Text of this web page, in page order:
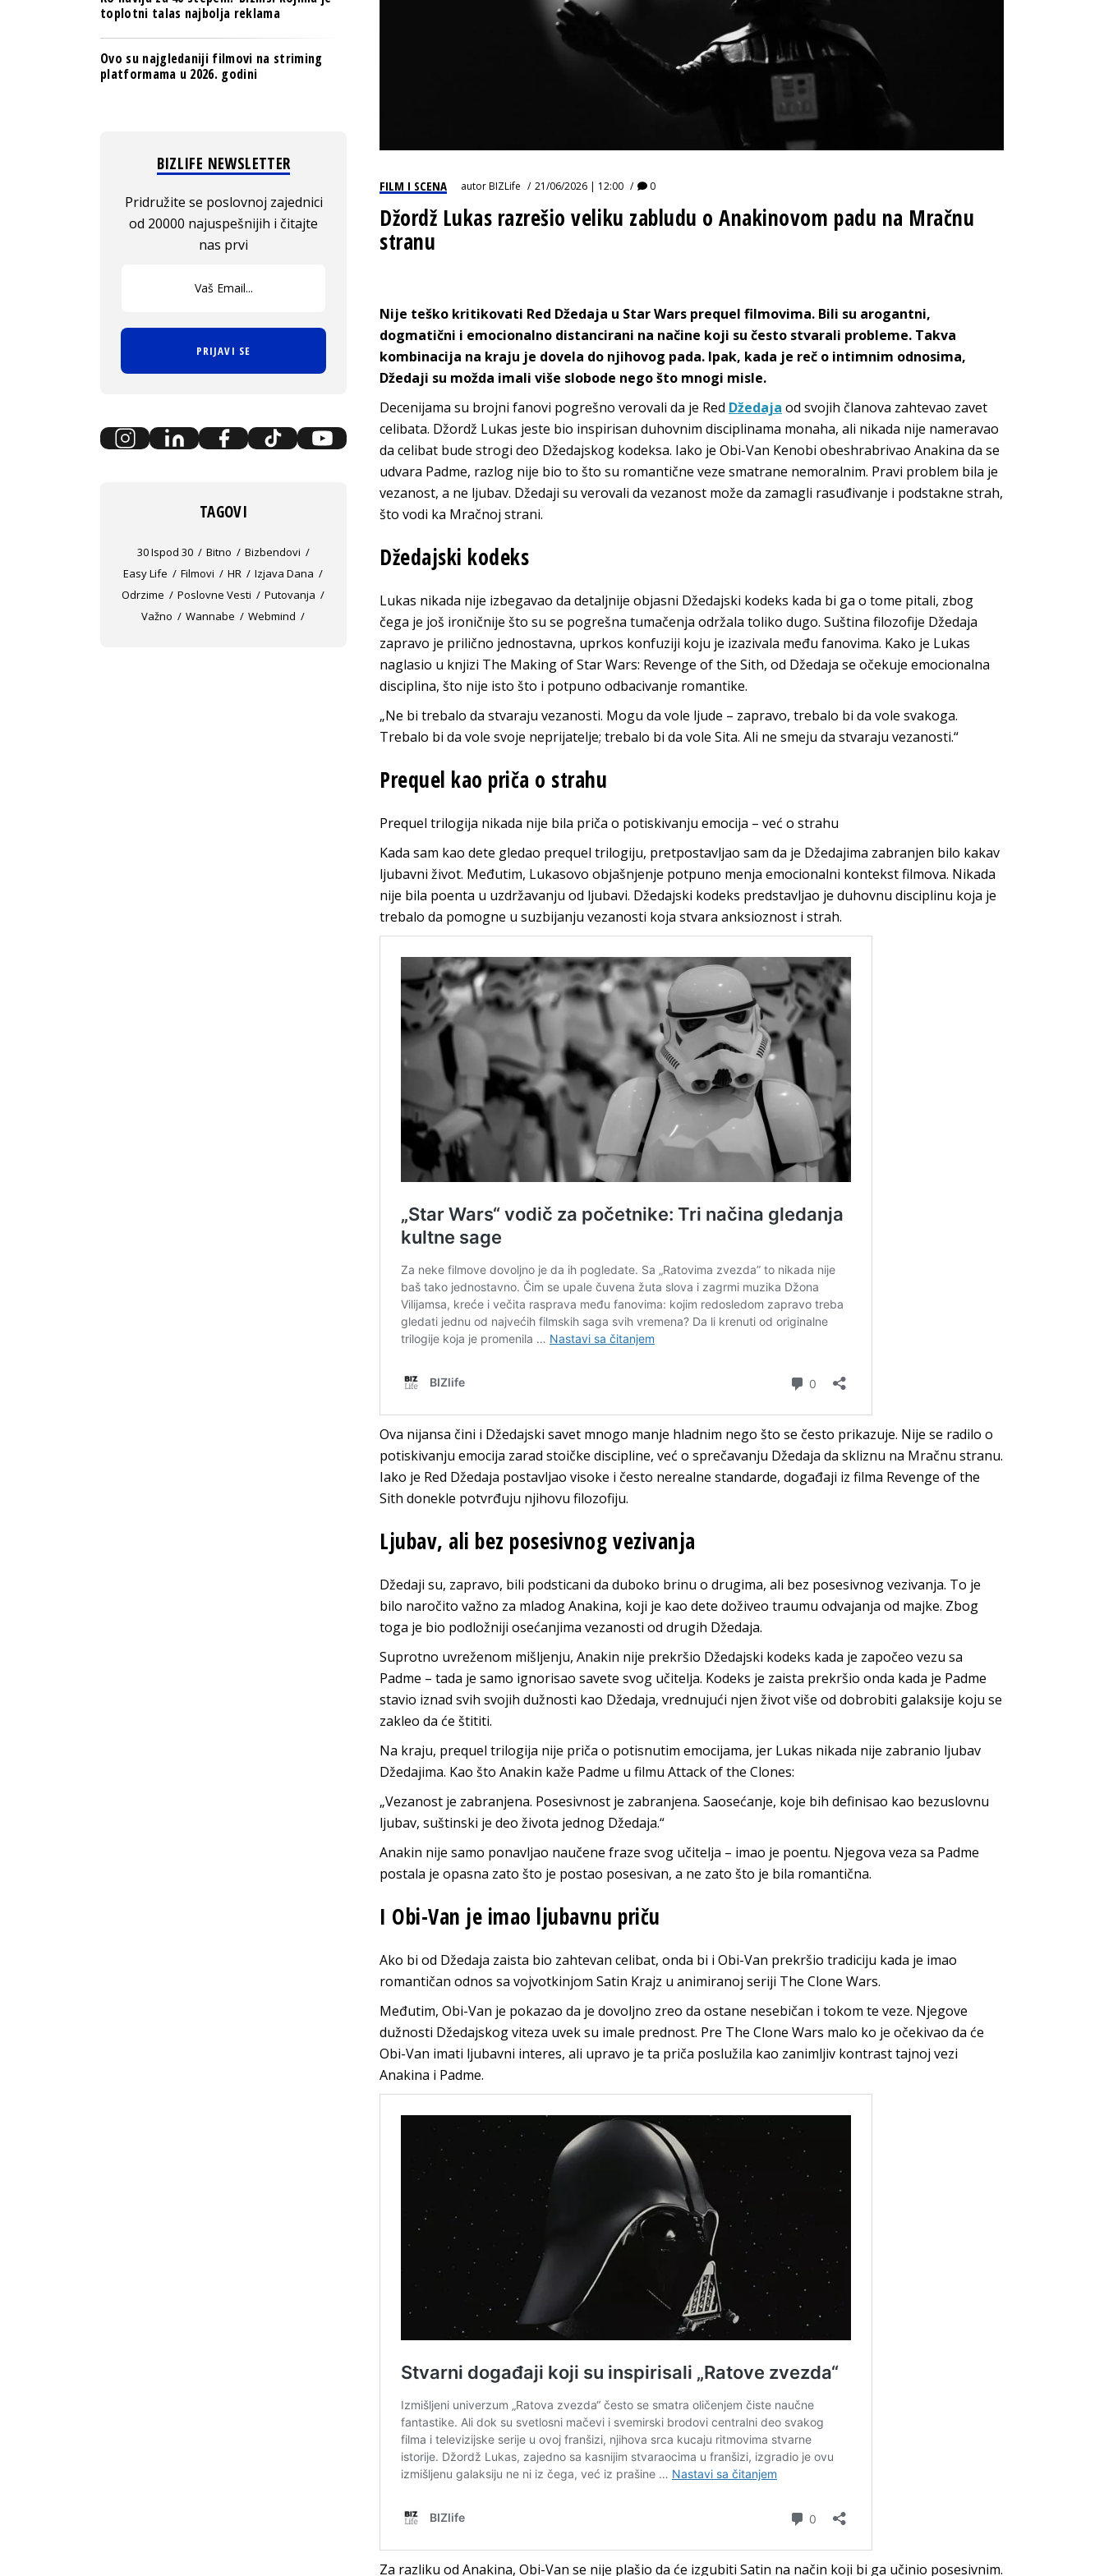
FILM I SCENA autorBIZLife 21/06/2026 | 12:00 0
Džordž Lukas razrešio veliku zabludu o Anakinovom padu na Mračnu
stranu
Nije teško kritikovati Red Džedaja u Star Wars prequel filmovima. Bili su arogantni,
dogmatični i emocionalno distancirani na načine koji su često stvarali probleme. Takva
kombinacija na kraju je dovela do njihovog pada. Ipak, kada je reč o intimnim odnosima,
Džedaji su možda imali više slobode nego što mnogi misle.
Decenijama su brojni fanovi pogrešno verovali da je Red Džedaja od svojih članova zahtevao zavet
celibata. Džordž Lukas jeste bio inspirisan duhovnim disciplinama monaha, ali nikada nije nameravao
da celibat bude strogi deo Džedajskog kodeksa. Iako je Obi-Van Kenobi obeshrabrivao Anakina da se
udvara Padme, razlog nije bio to što su romantične veze smatrane nemoralnim. Pravi problem bila je
vezanost, a ne ljubav. Džedaji su verovali da vezanost može da zamagli rasuđivanje i podstakne strah,
što vodi ka Mračnoj strani.
Džedajski kodeks
Lukas nikada nije izbegavao da detaljnije objasni Džedajski kodeks kada bi ga o tome pitali, zbog
čega je još ironičnije što su se pogrešna tumačenja održala toliko dugo. Suština filozofije Džedaja
zapravo je prilično jednostavna, uprkos konfuziji koju je izazivala među fanovima. Kako je Lukas
naglasio u knjizi The Making of Star Wars: Revenge of the Sith, od Džedaja se očekuje emocionalna
disciplina, što nije isto što i potpuno odbacivanje romantike.
„Ne bi trebalo da stvaraju vezanosti. Mogu da vole ljude – zapravo, trebalo bi da vole svakoga.
Trebalo bi da vole svoje neprijatelje; trebalo bi da vole Sita. Ali ne smeju da stvaraju vezanosti.“
Prequel kao priča o strahu
Prequel trilogija nikada nije bila priča o potiskivanju emocija – već o strahu
Kada sam kao dete gledao prequel trilogiju, pretpostavljao sam da je Džedajima zabranjen bilo kakav
ljubavni život. Međutim, Lukasovo objašnjenje potpuno menja emocionalni kontekst filmova. Nikada
nije bila poenta u uzdržavanju od ljubavi. Džedajski kodeks predstavljao je duhovnu disciplinu koja je
trebalo da pomogne u suzbijanju vezanosti koja stvara anksioznost i strah.
Ova nijansa čini i Džedajski savet mnogo manje hladnim nego što se često prikazuje. Nije se radilo o
potiskivanju emocija zarad stoičke discipline, već o sprečavanju Džedaja da skliznu na Mračnu stranu.
Iako je Red Džedaja postavljao visoke i često nerealne standarde, događaji iz filma Revenge of the
Sith donekle potvrđuju njihovu filozofiju.
Ljubav, ali bez posesivnog vezivanja
Džedaji su, zapravo, bili podsticani da duboko brinu o drugima, ali bez posesivnog vezivanja. To je
bilo naročito važno za mladog Anakina, koji je kao dete doživeo traumu odvajanja od majke. Zbog
toga je bio podložniji osećanjima vezanosti od drugih Džedaja.
Suprotno uvreženom mišljenju, Anakin nije prekršio Džedajski kodeks kada je započeo vezu sa
Padme – tada je samo ignorisao savete svog učitelja. Kodeks je zaista prekršio onda kada je Padme
stavio iznad svih svojih dužnosti kao Džedaja, vrednujući njen život više od dobrobiti galaksije koju se
zakleo da će štititi.
Na kraju, prequel trilogija nije priča o potisnutim emocijama, jer Lukas nikada nije zabranio ljubav
Džedajima. Kao što Anakin kaže Padme u filmu Attack of the Clones:
„Vezanost je zabranjena. Posesivnost je zabranjena. Saosećanje, koje bih definisao kao bezuslovnu
ljubav, suštinski je deo života jednog Džedaja.“
Anakin nije samo ponavljao naučene fraze svog učitelja – imao je poentu. Njegova veza sa Padme
postala je opasna zato što je postao posesivan, a ne zato što je bila romantična.
I Obi-Van je imao ljubavnu priču
Ako bi od Džedaja zaista bio zahtevan celibat, onda bi i Obi-Van prekršio tradiciju kada je imao
romantičan odnos sa vojvotkinjom Satin Krajz u animiranoj seriji The Clone Wars.
Međutim, Obi-Van je pokazao da je dovoljno zreo da ostane nesebičan i tokom te veze. Njegove
dužnosti Džedajskog viteza uvek su imale prednost. Pre The Clone Wars malo ko je očekivao da će
Obi-Van imati ljubavni interes, ali upravo je ta priča poslužila kao zanimljiv kontrast tajnoj vezi
Anakina i Padme.
Za razliku od Anakina, Obi-Van se nije plašio da će izgubiti Satin na način koji bi ga učinio posesivnim.
toplotni talas najbolja reklama
Ovo su najgledaniji filmovi na striming
platformama u 2026. godini
BIZLIFE NEWSLETTER
Pridružite se poslovnoj zajednici
od 20000 najuspešnijih i čitajte
nas prvi
PRIJAVI SE
TAGOVI
30 Ispod 30 Bitno
Bizbendovi
Easy Life
Filmovi HR
Izjava Dana
Odrzime
Poslovne Vesti
Putovanja
Važno
Wannabe Webmind